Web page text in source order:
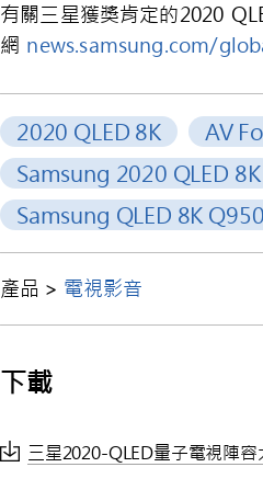
有關三星獲獎肯定的2020
網 news.samsung.com/
2020 QLED 8K AV
Samsung 2020 QLED 8K
Samsung QLED 8K
產品 > 電視影音
下載
三星2020-QLED量子電視陣